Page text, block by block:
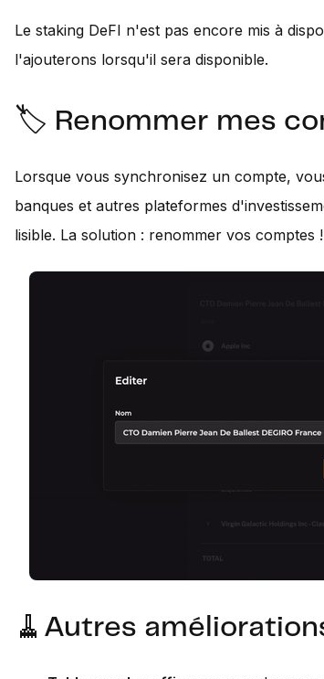
Le staking DeFI n'est pas encore mis à
l'ajouterons lorsqu'il sera disponible.
🏷️ Renommer mes
Lorsque vous synchronisez un compte,
banques et autres plateformes
lisible. La solution : renommer vos comptes !
🧹Autres